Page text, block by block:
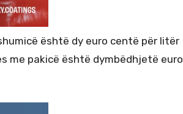
është dy euro centë për litër
me pakicë është dymbëdhjetë euro